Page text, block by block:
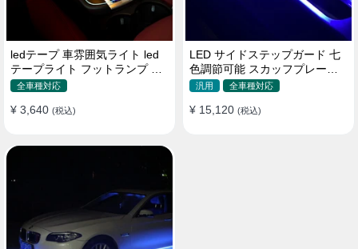
ledテープ 車雰囲気ライト led
テープライト フットランプ 車
内装飾 USB 3メートル
全車種対応
¥ 3,640 (税込)
LED サイドステップガード 七
色調節可能 スカッフプレート
汎用 全車種対応
¥ 15,120 (税込)